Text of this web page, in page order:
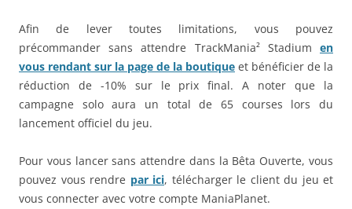
Afin de lever toutes limitations, vous pouvez
précommander sans attendre TrackMania² Stadium en
vous rendant sur la page de la boutique et bénéficier de la
réduction de -10% sur le prix final. A noter que la
campagne solo aura un total de 65 courses lors du
lancement officiel du jeu.
Pour vous lancer sans attendre dans la Bêta Ouverte, vous
pouvez vous rendre par ici, télécharger le client du jeu et
vous connecter avec votre compte ManiaPlanet.